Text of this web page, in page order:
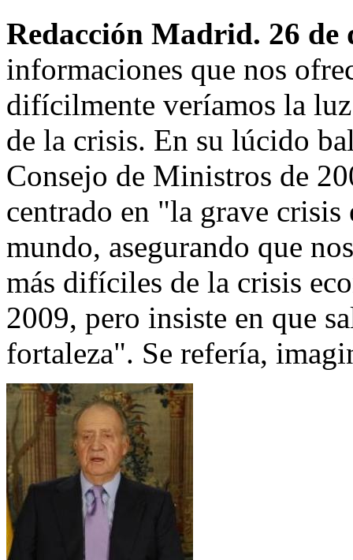
Redacción Madrid. 26
informaciones que nos
difícilmente veríamos la
de la crisis. En su lúcido
Consejo de Ministros de
centrado en "la grave
mundo, asegurando que
más difíciles de la crisis
2009, pero insiste en que
fortaleza". Se refería,